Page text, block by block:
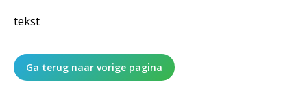
tekst
Ga terug naar vorige pagina